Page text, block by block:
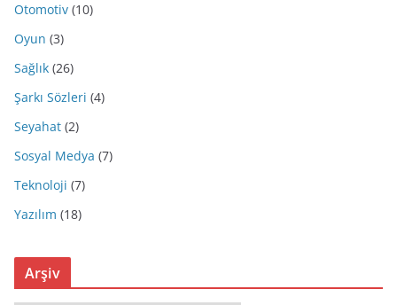
Otomotiv (10)
Oyun (3)
Sağlık (26)
Şarkı Sözleri (4)
Seyahat (2)
Sosyal Medya (7)
Teknoloji (7)
Yazılım (18)
Arşiv